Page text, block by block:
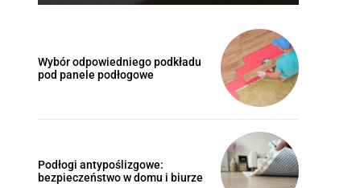
Wybór odpowiedniego podkładu
pod panele podłogowe
Podłogi antypoślizgowe:
bezpieczeństwo w domu i biurze